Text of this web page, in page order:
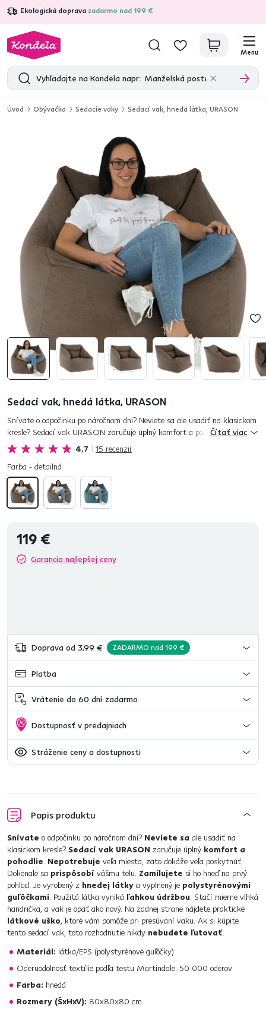
Ekologická doprava zadarmo nad 199 €
4,7 31 211overených produktových recenzií
Menu
Úvod Obývačka Sedacie vaky Sedací vak, hnedá látka, URASON
Sedací vak, hnedá látka, URASON
4,7 15 recenzií
Snívate o odpočinku po náročnom dni? Neviete sa ale usadiť na klasickom
kresle? Sedací vak URASON zaručuje úplný komfort a pohodlie.
Nepotrebuje veľa miesta, zato dokáže veľa poskytnúť. Dokonale...
Čítať viac
Farba - detailná
119 €
Garancia najlepšej ceny
Doprava od 3,99 € ZADARMO nad 199 €
Platba
Vrátenie do 60 dní zadarmo
Dostupnosť v predajniach
Stráženie ceny a dostupnosti
Popis produktu
Snívate o odpočinku po náročnom dni? Neviete sa ale usadiť na
klasickom kresle? Sedací vak URASON zaručuje úplný komfort a
pohodlie. Nepotrebuje veľa miesta, zato dokáže veľa poskytnúť.
Dokonale sa prispôsobí vášmu telu. Zamilujete si ho hneď na prvý
pohľad. Je vyrobený z hnedej látky a vyplnený je polystyrénovými
guľôčkami. Použitá látka vyniká ľahkou údržbou. Stačí mierne vlhká
handrička, a vak je opäť ako nový. Na zadnej strane nájdete praktické
látkové uško, ktoré vám pomôže pri presúvaní vaku. Ak si kúpite
tento sedací vak, toto rozhodnutie nikdy nebudete ľutovať.
Materiál: látka/EPS (polystyrénové guľôčky)
Oderuodolnosť textílie podľa testu Martindale: 50 000 oderov
Farba: hnedá
Rozmery (ŠxHxV): 80x80x80 cm